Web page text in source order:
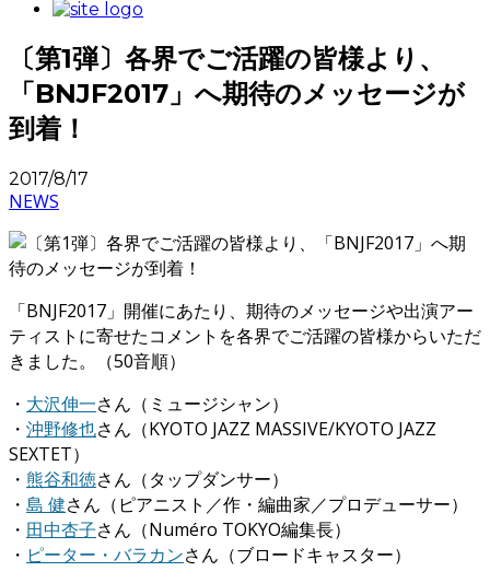
〔第1弾〕各界でご活躍の皆様より、
「BNJF2017」へ期待のメッセージが
到着！
2017/8/17
NEWS
「BNJF2017」開催にあたり、期待のメッセージや出演アー
ティストに寄せたコメントを各界でご活躍の皆様からいただ
きました。（50音順）
・ 大沢伸一さん（ミュージシャン）
・ 沖野修也さん（KYOTO JAZZ MASSIVE/KYOTO JAZZ
SEXTET）
・ 熊谷和徳さん（タップダンサー）
・ 島 健さん（ピアニスト／作・編曲家／プロデューサー）
・ 田中杏子さん（Numéro TOKYO編集長）
・ ピーター・バラカンさん（ブロードキャスター）